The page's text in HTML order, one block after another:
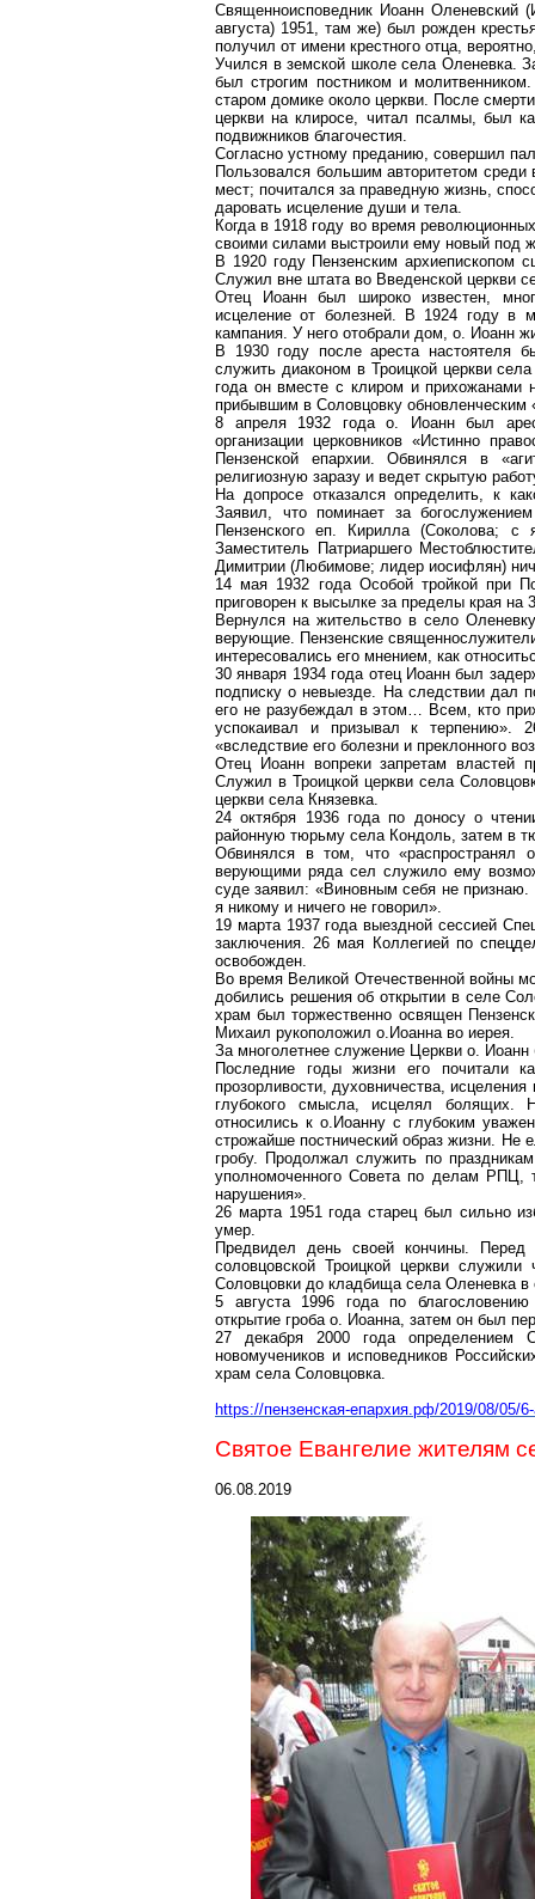
Священноисповедник Иоанн Оленевский
августа) 1951, там же) был рожден
получил от имени крестного отца,
Учился в земской школе села Оленевка.
был строгим постником и
старом домике около церкви. После
церкви на клиросе, читал псалмы, был
подвижников благочестия.
Согласно устному преданию, совершил
Пользовался большим авторитетом
мест; почитался за праведную жизнь,
даровать исцеление души и тела.
Когда в 1918 году во время
своими силами выстроили ему новый под
В 1920 году Пензенским архиепископом
Служил вне штата во Введенской церкви
Отец Иоанн был широко известен,
исцеление от болезней. В 1924 году в
кампания. У него отобрали дом, о. Иоанн
В 1930 году после ареста настоятеля
служить диаконом в Троицкой церкви
года он вместе с клиром и прихожанами
прибывшим в Соловцовку обновленческим
8 апреля 1932 года о. Иоанн был
организации церковников «Истинно
Пензенской епархии. Обвинялся в
религиозную заразу и ведет скрытую
На допросе отказался определить, к
Заявил, что поминает за
Пензенскогоеп. Кирилла (Соколова; с
Заместитель Патриаршего
Димитрии (Любимове; лидер иосифлян)
14 мая 1932 года Особой тройкой при
приговорен к высылке за пределы края на
Вернулся на жительство в селоОленевку
верующие. Пензенские
интересовались его мнением, как
30 января 1934 года отец Иоанн был
подписку о невыезде. На следствии дал
его не разубеждал в этом… Всем, кто
успокаивал и призывал к
«вследствие его болезни и преклонного
Отец Иоанн вопреки запретам властей
Служил в Троицкой церкви села
церкви села Князевка.
24 октября 1936 года по доносу о
районную тюрьму села Кондоль, затем в
Обвинялся в том, что «распространял
верующими ряда сел служило ему
суде заявил: «Виновным себя не
я никому и ничего не говорил».
19 марта 1937 года выездной сессией
заключения. 26 мая Коллегией по
освобожден.
Во время Великой Отечественной войны
добились решения об открытии в селе
храм был торжественно освящен
Михаил рукоположил о.Иоанна во иерея.
За многолетнее служение Церкви о.
Последние годы жизни его почитали
прозорливости,духовничества, исцеления
глубокого смысла, исцелял болящих.
относились к о.Иоанну с глубоким
строжайше постнический образ жизни.
гробу. Продолжал служить по
уполномоченного Совета по делам РПЦ,
нарушения».
26 марта 1951 года старец был сильно
умер.
Предвидел день своей кончины.
соловцовской Троицкой церкви
Соловцовки до кладбища села Оленевкав
5 августа 1996 года по благословению
открытие гроба о. Иоанна, затем он был
27 декабря 2000 года
новомучеников и исповедников
храм села Соловцовка.
https://пензенская-епархия.рф/2019/08/05/
Святое Евангелие жителям
06.08.2019